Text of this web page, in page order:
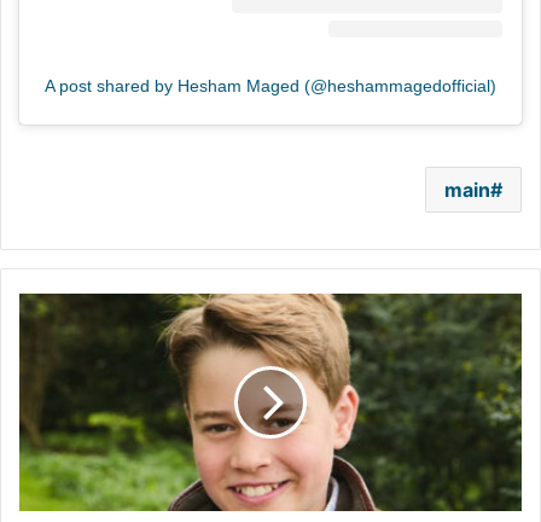
A post shared by Hesham Maged (@heshammagedofficial)
main
الأمير
جورج
يسير
على
خطى
والده..
هو
خياره